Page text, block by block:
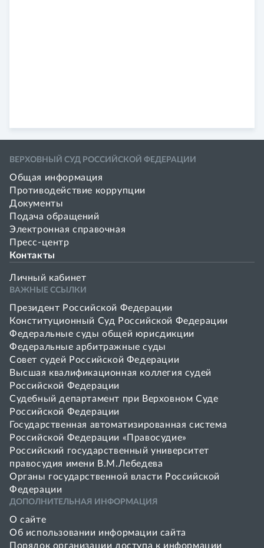
ВЕРХОВНЫЙ СУД РОССИЙСКОЙ ФЕДЕРАЦИИ
Общая информация
Противодействие коррупции
Документы
Подача обращений
Электронная справочная
Пресс-центр
Контакты
Личный кабинет
ВАЖНЫЕ ССЫЛКИ
Президент Российской Федерации
Конституционный Суд Российской Федерации
Федеральные суды общей юрисдикции
Федеральные арбитражные суды
Совет cудей Российской Федерации
Высшая квалификационная коллегия судей
Российской Федерации
Судебный департамент при Верховном Суде
Российской Федерации
Государственная автоматизированная система
Российской Федерации «Правосудие»
Pоссийский государственный университет
правосудия имени В.М.Лебедева
Органы государственной власти Российской
Федерации
ДОПОЛНИТЕЛЬНАЯ ИНФОРМАЦИЯ
О сайте
Об использовании информации сайта
Порядок организации доступа к информации